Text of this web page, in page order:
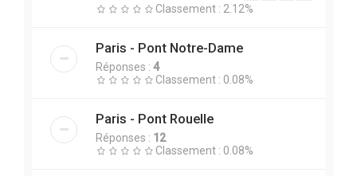
Classement : 2.12%
Paris - Pont Notre-Dame
Réponses : 4
Classement : 0.08%
Paris - Pont Rouelle
Réponses : 12
Classement : 0.08%